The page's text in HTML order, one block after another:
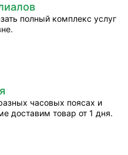
полный комплекс услуг
часовых поясах и
доставим товар от 1 дня.